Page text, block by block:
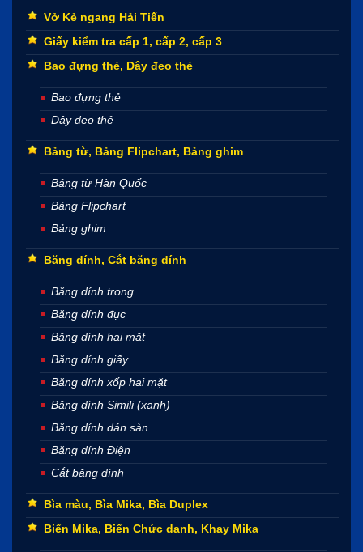
Vở Kẻ ngang Hải Tiến
Giấy kiểm tra cấp 1, cấp 2, cấp 3
Bao đựng thẻ, Dây đeo thẻ
Bao đựng thẻ
Dây đeo thẻ
Bảng từ, Bảng Flipchart, Bảng ghim
Bảng từ Hàn Quốc
Bảng Flipchart
Bảng ghim
Băng dính, Cắt băng dính
Băng dính trong
Băng dính đục
Băng dính hai mặt
Băng dính giấy
Băng dính xốp hai mặt
Băng dính Simili (xanh)
Băng dính dán sàn
Băng dính Điện
Cắt băng dính
Bìa màu, Bìa Mika, Bìa Duplex
Biển Mika, Biển Chức danh, Khay Mika